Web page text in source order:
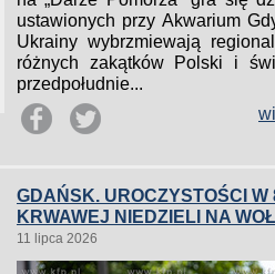
ustawionych przy Akwarium
Ukrainy wybrzmiewają
różnych zakątków Polski i
przedpołudnie...
GDAŃSK. UROCZYSTOŚCI W
KRWAWEJ NIEDZIELI NA
11 lipca 2026